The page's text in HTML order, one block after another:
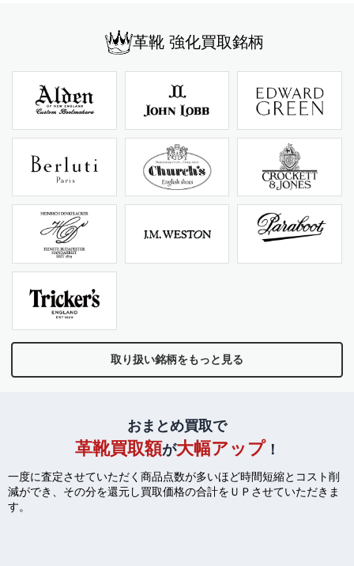
革靴 強化買取銘柄
取り扱い銘柄をもっと見る
おまとめ買取で
革靴買取額が大幅アップ！
一度に査定させていただく商品点数が多いほど時間短縮とコスト削
減ができ、 その分を還元し買取価格の合計をＵＰさせていただきま
す。